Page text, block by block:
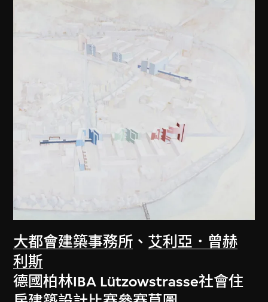
大都會建築事務所 、 艾利亞．曾赫
利斯
德國柏林IBA Lützowstrasse社會住